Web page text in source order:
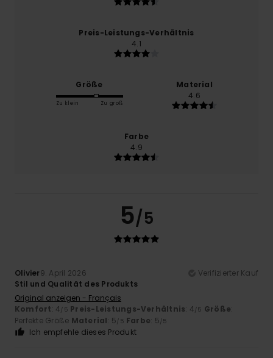
Preis-Leistungs-Verhältnis
4.1
Größe
Zu klein Zu groß
Material
4.6
Farbe
4.9
5/5
Olivier9. April 2026
Verifizierter Kauf
Stil und Qualität des Produkts
Original anzeigen - Français
Komfort: 4/5 Preis-Leistungs-Verhältnis: 4/5 Größe:
Perfekte Größe Material: 5/5 Farbe: 5/5
Ich empfehle dieses Produkt